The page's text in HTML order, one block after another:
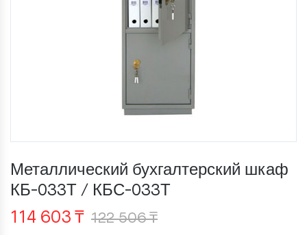
Металлический бухгалтерский шкаф
КБ-033Т / КБС-033Т
122 506₸Первоначальная
114 603 ₸
Текущая